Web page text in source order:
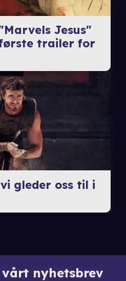
Jesus"
trailer for
gleder oss til i
nyhetsbrev